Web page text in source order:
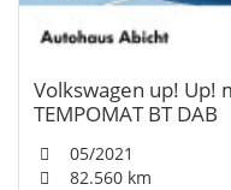
Volkswagen up! Up!
TEMPOMAT BT DAB
05/2021
82.560 km